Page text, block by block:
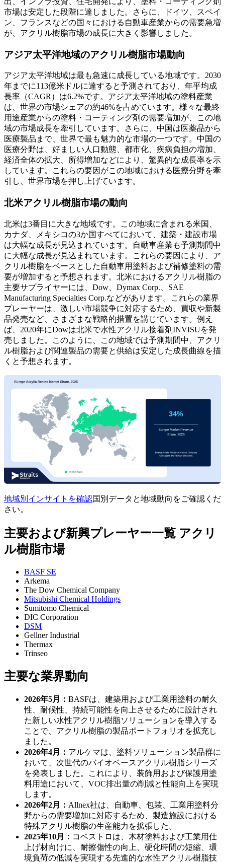
市場は安定した段階に達しました。さらに、ドイツ、スペイ
ン、フランスなどの国々における自動車産業からの需要急増
が、アクリル樹脂市場の成長に大きく影響しました。
アジア太平洋地域のアクリル樹脂市場動向
アジア太平洋地域は最も急速に成長している地域です。2030
年までに113億米ドルに達すると予測されており、年平均成
長率（CAGR）は6.2%です。アジア太平洋地域の塗料産業
は、世界の市場シェアの約46%を占めています。様々な最終
用途産業からの塗料・コーティング剤の需要増加が、この地
域の市場成長を牽引しています。さらに、中国は医薬品から
医療製品まで、世界で最も魅力的な市場の一つです。中国の
医療分野は、好ましい人口動態、都市化、疾病負担の増加、
経済全体の拡大、所得増加などにより、驚異的な成長率を示
しています。これらの要因がこの地域における医療分野を牽
引し、世界市場を押し上げています。
北米アクリル樹脂市場の動向
北米は3番目に大きな地域です。この地域に含まれる米国、
カナダ、メキシコの3か国すべてにおいて、建築・建設市場
は大幅な成長が見込まれています。自動車産業も予測期間中
に大幅な成長が見込まれています。これらの要因により、ア
クリル樹脂をベースとした自動車用塗料および補修塗料の需
要が増加すると予想されます。北米におけるアクリル樹脂の
主要サプライヤーには、Dow、Dymax Corp.、SAE
Manufacturing Specialties Corp.などがあります。これらの業界
プレーヤーは、激しい市場競争に対応するため、買収や新製
品発売など、さまざまな戦略的措置を講じています。例え
ば、2020年にDowは北米で水性アクリル接着剤INVISUを発
売しました。このように、この地域では予測期間中、アクリ
ル樹脂および関連製品の需要と供給は安定した成長曲線を描
くと予想されます。
地域別インサイトを確認国別データと地域動向をご確認くだ
さい。
主要および新興プレーヤー一覧 アクリ
ル樹脂市場
BASF SE
Arkema
The Dow Chemical Company
Mitsubishi Chemical Holdings
Sumitomo Chemical
DIC Corporation
DSM
Gellner Industrial
Thermax
Trinseo
主要な業界動向
2026年5月： BASFは、建築用および工業用塗料の耐久
性、耐候性、持続可能性を向上させるために設計され
た新しい水性アクリル樹脂ソリューションを導入する
ことで、アクリル樹脂の製品ポートフォリオを拡充し
ました。
2026年4月： アルケマは、塗料ソリューション製品群に
おいて、次世代のバイオベースアクリル樹脂シリーズ
を発表しました。これにより、装飾用および保護用塗
料用途において、VOC排出量の削減と性能向上を実現
します。
2026年2月： Allnex社は、自動車、包装、工業用塗料分
野からの需要増加に対応するため、製造施設における
特殊アクリル樹脂の生産能力を拡張した。
2025年10月： コベストロは、木材塗料および工業用仕
上げ材向けに、耐擦傷性の向上、硬化時間の短縮、環
境負荷の低減を実現する先進的な水性アクリル樹脂技